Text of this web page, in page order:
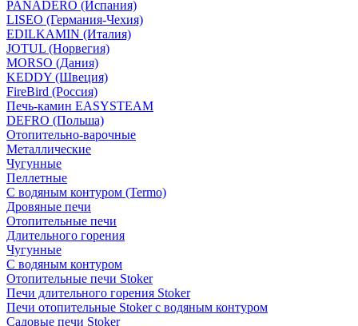
PANADERO (Испания)
LISEO (Германия-Чехия)
EDILKAMIN (Италия)
JOTUL (Норвегия)
MORSO (Дания)
KEDDY (Швеция)
FireBird (Россия)
Печь-камин EASYSTEAM
DEFRO (Польша)
Отопительно-варочные
Металлические
Чугунные
Пеллетные
С водяным контуром (Termo)
Дровяные печи
Отопительные печи
Длительного горения
Чугунные
C водяным контуром
Отопительные печи Stoker
Печи длительного горения Stoker
Печи отопительные Stoker с водяным контуром
Садовые печи Stoker